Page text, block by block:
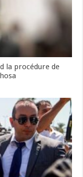
la procédure de